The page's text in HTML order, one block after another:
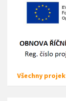
Všechny